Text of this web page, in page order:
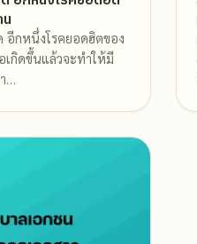
น
อีกหนึ่งโรคยอดฮิตของ
เกิดขึ้นแล้วจะทำให้มี
…